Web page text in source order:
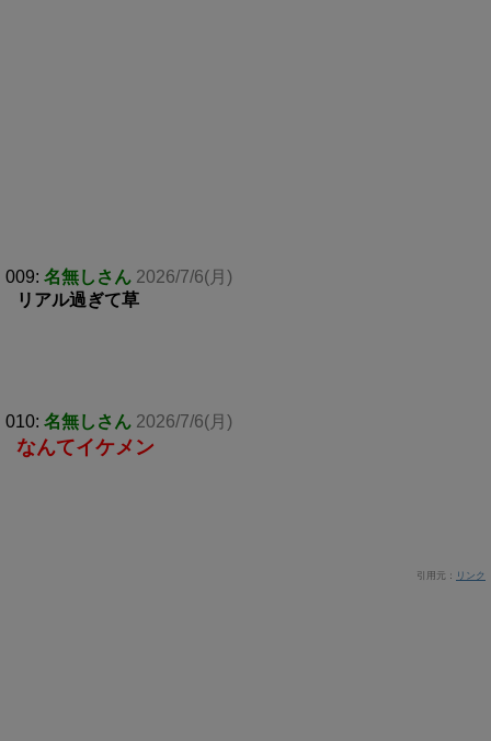
009: 名無しさん 2026/7/6(月)
リアル過ぎて草
010: 名無しさん 2026/7/6(月)
なんてイケメン
引用元： リンク